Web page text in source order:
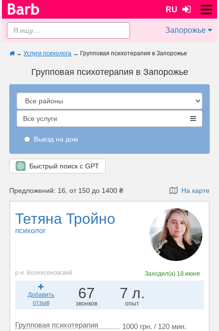
RU
Запорожье
→ Услуги психолога → Групповая психотерапия в Запорожье
Групповая психотерапия в Запорожье
Все услуги
Выезд на дом
Быстрый поиск с GPT
Предложений: 16, от 150 до 1400 ₴ На карте
Тетяна Тройно
психолог
р-н. Вознесеновский Заходил(а) 18 июня
Добавить
отзыв
67
звонков
7 л.
опыт
Групповая психотерапия 1000 грн. / 120 мин.